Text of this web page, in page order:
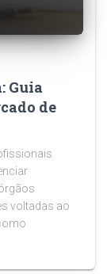
Guia
de
voltadas ao